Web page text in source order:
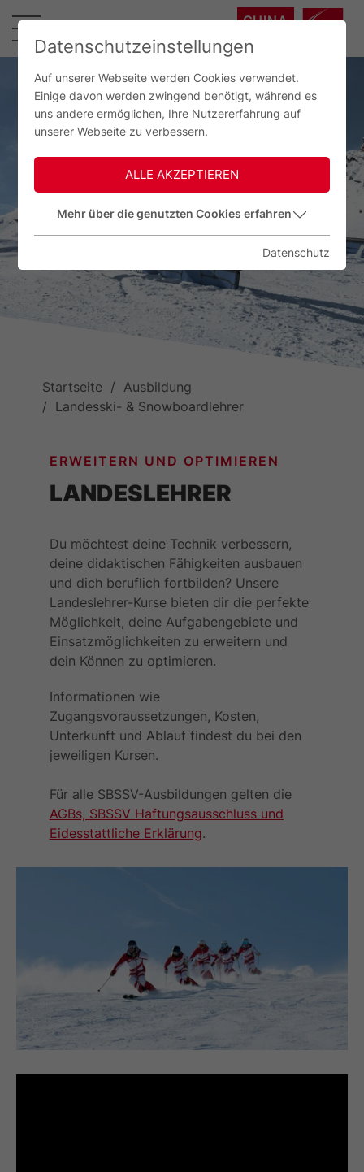
CHINA
Startseite
Ausbildung
Landesski- & Snowboardlehrer
ERWEITERN UND OPTIMIEREN
LANDESLEHRER
Du möchtest deine Technik verbessern,
deine didaktischen Fähigkeiten ausbauen
und dich beruflich fortbilden? Unsere
Landeslehrer-Kurse bieten dir die perfekte
Möglichkeit, deine Aufgabengebiete und
Einsatzmöglichkeiten zu erweitern und
dein Können zu optimieren.
Informationen wie
Zugangsvoraussetzungen, Kosten,
Unterkunft und Ablauf findest du bei den
jeweiligen Kursen.
Für alle SBSSV-Ausbildungen gelten die
AGBs, SBSSV Haftungsausschluss und
Eidesstattliche Erklärung.
Datenschutzeinstellungen
Auf unserer Webseite werden Cookies verwendet.
Einige davon werden zwingend benötigt, während es
uns andere ermöglichen, Ihre Nutzererfahrung auf
unserer Webseite zu verbessern.
ALLE AKZEPTIEREN
Mehr über die genutzten Cookies erfahren
Datenschutz